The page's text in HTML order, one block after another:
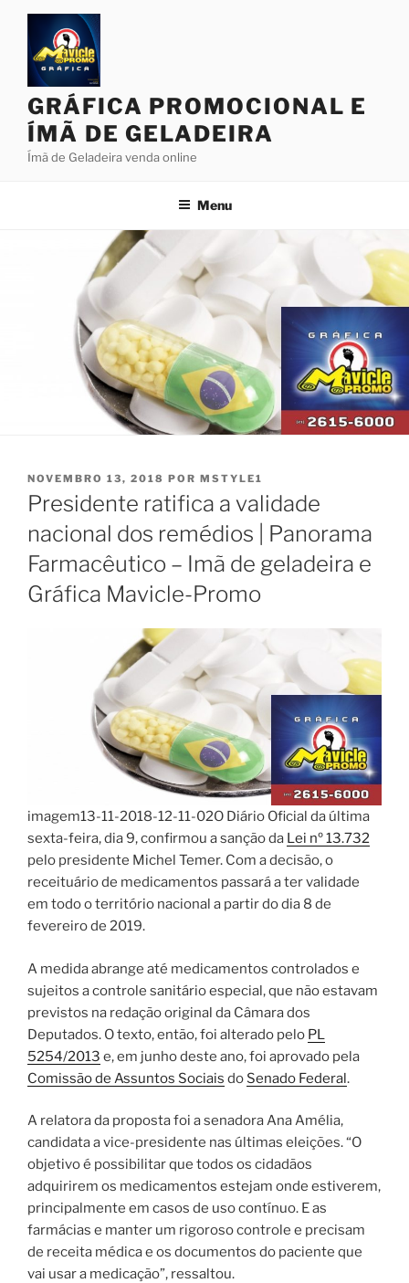
Pular
conteúdo
GRÁFICA PROMOCIONAL E
ÍMÃ DE GELADEIRA
Ímã de Geladeira venda online
Menu
PUBLICADO
EM
NOVEMBRO 13, 2018 POR MSTYLE1
Presidente ratifica a validade
nacional dos remédios | Panorama
Farmacêutico – Imã de geladeira e
Gráfica Mavicle-Promo
imagem13-11-2018-12-11-02O Diário Oficial da última
sexta-feira, dia 9, confirmou a sanção da Lei nº 13.732
pelo presidente Michel Temer. Com a decisão, o
receituário de medicamentos passará a ter validade
em todo o território nacional a partir do dia 8 de
fevereiro de 2019.
A medida abrange até medicamentos controlados e
sujeitos a controle sanitário especial, que não estavam
previstos na redação original da Câmara dos
Deputados. O texto, então, foi alterado pelo PL
5254/2013 e, em junho deste ano, foi aprovado pela
Comissão de Assuntos Sociais do Senado Federal.
A relatora da proposta foi a senadora Ana Amélia,
candidata a vice-presidente nas últimas eleições. “O
objetivo é possibilitar que todos os cidadãos
adquirirem os medicamentos estejam onde estiverem,
principalmente em casos de uso contínuo. E as
farmácias e manter um rigoroso controle e precisam
de receita médica e os documentos do paciente que
vai usar a medicação”, ressaltou.